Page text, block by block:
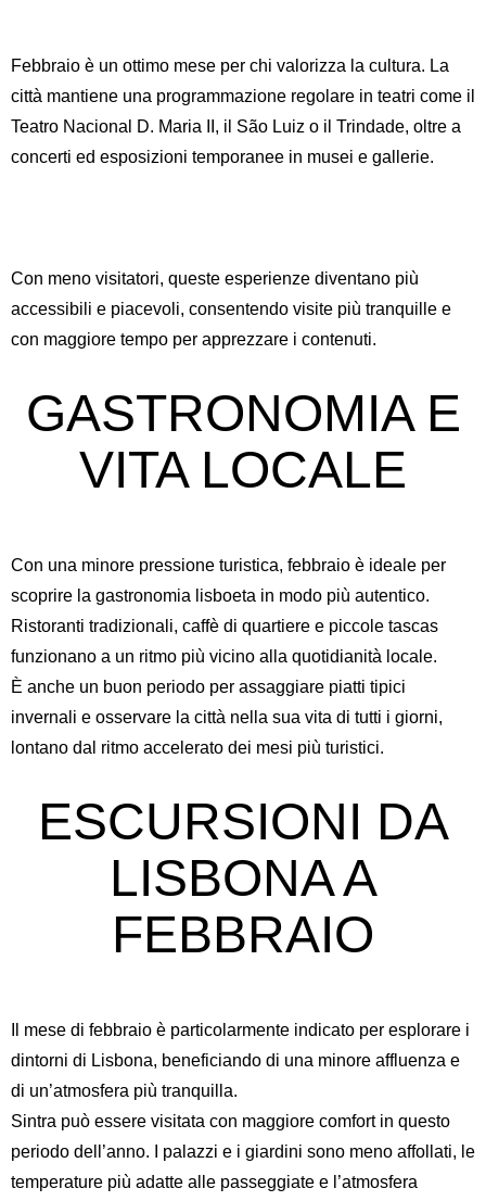
Febbraio è un ottimo mese per chi valorizza la cultura. La
città mantiene una programmazione regolare in teatri come il
Teatro Nacional D. Maria II, il São Luiz o il Trindade, oltre a
concerti ed esposizioni temporanee in musei e gallerie.
Con meno visitatori, queste esperienze diventano più
accessibili e piacevoli, consentendo visite più tranquille e
con maggiore tempo per apprezzare i contenuti.
GASTRONOMIA E
VITA LOCALE
Con una minore pressione turistica, febbraio è ideale per
scoprire la gastronomia lisboeta in modo più autentico.
Ristoranti tradizionali, caffè di quartiere e piccole tascas
funzionano a un ritmo più vicino alla quotidianità locale.
È anche un buon periodo per assaggiare piatti tipici
invernali e osservare la città nella sua vita di tutti i giorni,
lontano dal ritmo accelerato dei mesi più turistici.
ESCURSIONI DA
LISBONA A
FEBBRAIO
Il mese di febbraio è particolarmente indicato per esplorare i
dintorni di Lisbona, beneficiando di una minore affluenza e
di un’atmosfera più tranquilla.
Sintra può essere visitata con maggiore comfort in questo
periodo dell’anno. I palazzi e i giardini sono meno affollati, le
temperature più adatte alle passeggiate e l’atmosfera